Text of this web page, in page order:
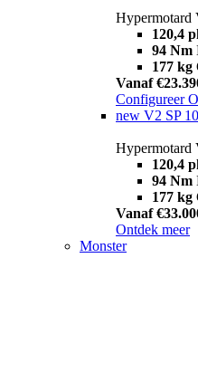
Hypermotard
120,4
94 Nm
177 kg
Vanaf
Configureer
new V2 SP
Hypermotard
120,4
94 Nm
177 kg
Vanaf
Ontdek meer
Monster